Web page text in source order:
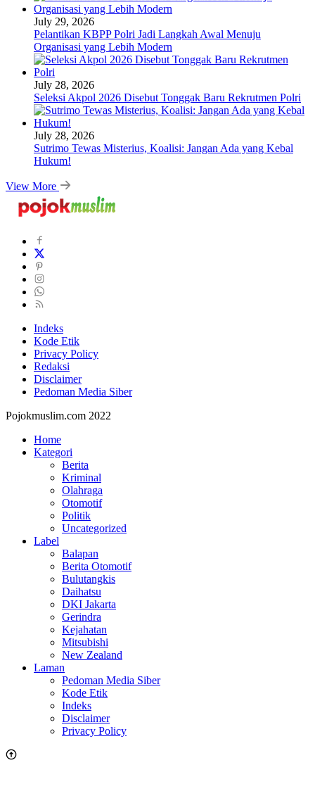
July 29, 2026
Pelantikan KBPP Polri Jadi Langkah Awal Menuju
Organisasi yang Lebih Modern
July 28, 2026
Seleksi Akpol 2026 Disebut Tonggak Baru Rekrutmen Polri
July 28, 2026
Sutrimo Tewas Misterius, Koalisi: Jangan Ada yang Kebal
Hukum!
View More
Indeks
Kode Etik
Privacy Policy
Redaksi
Disclaimer
Pedoman Media Siber
Pojokmuslim.com 2022
Home
Kategori
Berita
Kriminal
Olahraga
Otomotif
Politik
Uncategorized
Label
Balapan
Berita Otomotif
Bulutangkis
Daihatsu
DKI Jakarta
Gerindra
Kejahatan
Mitsubishi
New Zealand
Laman
Pedoman Media Siber
Kode Etik
Indeks
Disclaimer
Privacy Policy